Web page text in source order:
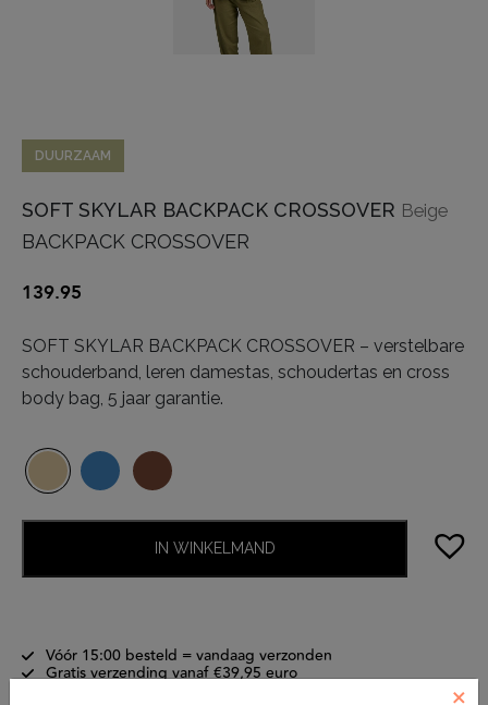
DUURZAAM
SOFT SKYLAR BACKPACK CROSSOVER Beige
BACKPACK CROSSOVER
139.95
SOFT SKYLAR BACKPACK CROSSOVER – verstelbare
schouderband, leren damestas, schoudertas en cross
body bag, 5 jaar garantie.
IN WINKELMAND
Vóór 15:00 besteld = vandaag verzonden
Gratis verzending vanaf €39,95 euro
×